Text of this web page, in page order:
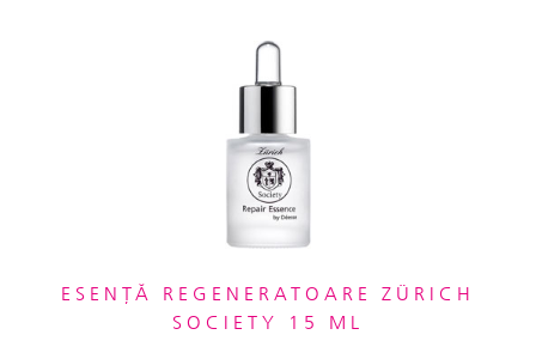
ESENȚĂ REGENERATOARE ZÜRICH
SOCIETY 15 ML